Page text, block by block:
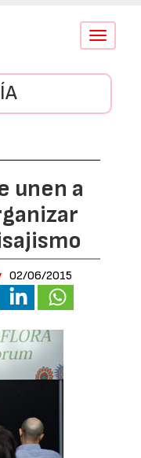
Conmutar
unen a
02/06/2015